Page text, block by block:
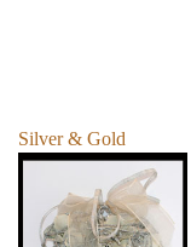
Silver & Gold